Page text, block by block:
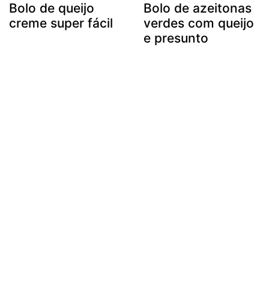
Bolo de queijo
creme super fácil
Bolo de azeitonas
verdes com queijo
e presunto